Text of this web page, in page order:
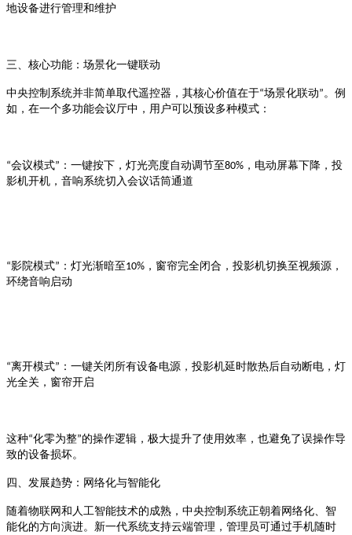
地设备进行管理和维护
三、核心功能：场景化一键联动
中央控制系统并非简单取代遥控器，其核心价值在于“场景化联动” 。例
如，在一个多功能会议厅中，用户可以预设多种模式 ：
“会议模式” ：一键按下，灯光亮度自动调节至80% ，电动屏幕下降，投
影机开机，音响系统切入会议话筒通道
“影院模式” ：灯光渐暗至 10% ，窗帘完全闭合，投影机切换至视频源，
环绕音响启动
“离开模式” ：一键关闭所有设备电源，投影机延时散热后自动断电，灯
光全关，窗帘开启
这种“化零为整”的操作逻辑，极大提升了使用效率，也避免了误操作导
致的设备损坏。
四、发展趋势：网络化与智能化
随着物联网和人工智能技术的成熟，中央控制系统正朝着网络化、智
能化的方向演进。新一代系统支持云端管理，管理员可通过手机随时